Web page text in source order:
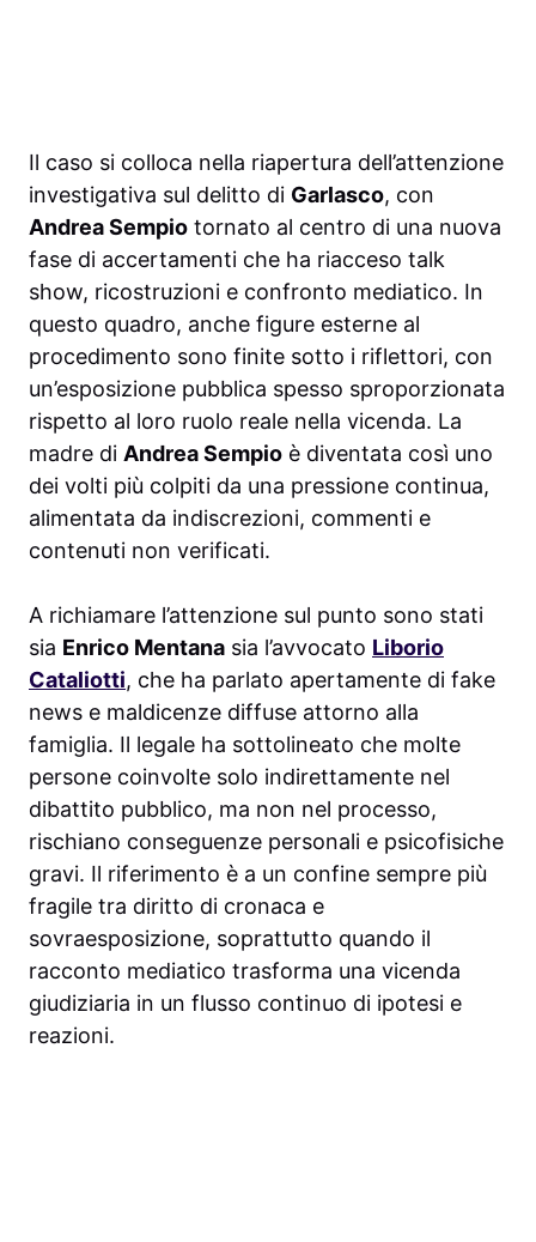
Il caso si colloca nella riapertura dell’attenzione
investigativa sul delitto di Garlasco, con
Andrea Sempio tornato al centro di una nuova
fase di accertamenti che ha riacceso talk
show, ricostruzioni e confronto mediatico. In
questo quadro, anche figure esterne al
procedimento sono finite sotto i riflettori, con
un’esposizione pubblica spesso sproporzionata
rispetto al loro ruolo reale nella vicenda. La
madre di Andrea Sempio è diventata così uno
dei volti più colpiti da una pressione continua,
alimentata da indiscrezioni, commenti e
contenuti non verificati.
A richiamare l’attenzione sul punto sono stati
sia Enrico Mentana sia l’avvocato Liborio
Cataliotti, che ha parlato apertamente di fake
news e maldicenze diffuse attorno alla
famiglia. Il legale ha sottolineato che molte
persone coinvolte solo indirettamente nel
dibattito pubblico, ma non nel processo,
rischiano conseguenze personali e psicofisiche
gravi. Il riferimento è a un confine sempre più
fragile tra diritto di cronaca e
sovraesposizione, soprattutto quando il
racconto mediatico trasforma una vicenda
giudiziaria in un flusso continuo di ipotesi e
reazioni.